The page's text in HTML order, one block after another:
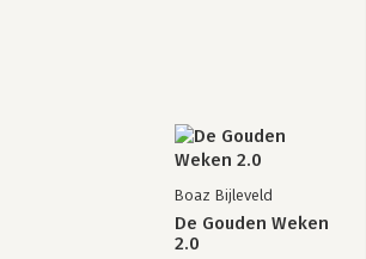
Boaz Bijleveld
De Gouden Weken
2.0